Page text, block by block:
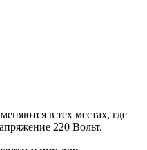
в тех местах, где
220 Вольт.